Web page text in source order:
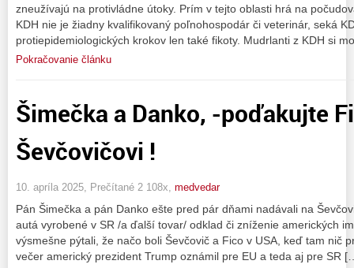
zneužívajú na protivládne útoky. Prím v tejto oblasti hrá na
KDH nie je žiadny kvalifikovaný poľnohospodár či veterinár, seká
protiepidemiologických krokov len také fikoty. Mudrlanti z KDH si
Pokračovanie článku
Šimečka a Danko, -poďakujte
Ševčovičovi !
10. apríla 2025, Prečítané 2 108x, medvedar
Pán Šimečka a pán Danko ešte pred pár dňami nadávali na
autá vyrobené v SR /a ďalší tovar/ odklad či zníženie amerických
výsmešne pýtali, že načo boli Ševčovič a Fico v USA, keď tam nič
večer americký prezident Trump oznámil pre EU a teda aj pre SR